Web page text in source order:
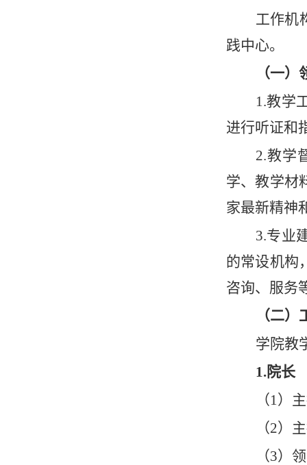
工作机
践中心。
（一
1.教学
进行听证和
2.教学
学、教学材
家最新精神
3.专业
的常设机构
咨询、服务
（二
学院教
1.院长
（1）
（2）
（3）